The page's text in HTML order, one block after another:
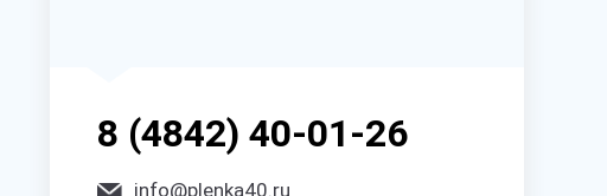
8 (4842) 40-01-26
info@plenka40.ru